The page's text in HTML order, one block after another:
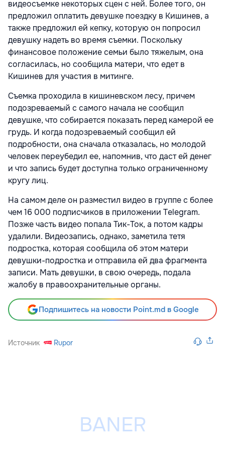
видеосъемке некоторых сцен с ней. Более того, он
предложил оплатить девушке поездку в Кишинев, а
также предложил ей кепку, которую он попросил
девушку надеть во время съемки. Поскольку
финансовое положение семьи было тяжелым, она
согласилась, но сообщила матери, что едет в
Кишинев для участия в митинге.
Съемка проходила в кишиневском лесу, причем
подозреваемый с самого начала не сообщил
девушке, что собирается показать перед камерой ее
грудь. И когда подозреваемый сообщил ей
подробности, она сначала отказалась, но молодой
человек переубедил ее, напомнив, что даст ей денег
и что запись будет доступна только ограниченному
кругу лиц.
На самом деле он разместил видео в группе с более
чем 16 000 подписчиков в приложении Telegram.
Позже часть видео попала Тик-Ток, а потом кадры
удалили. Видеозапись, однако, заметила тетя
подростка, которая сообщила об этом матери
девушки-подростка и отправила ей два фрагмента
записи. Мать девушки, в свою очередь, подала
жалобу в правоохранительные органы.
Подпишитесь на новости Point.md в Google
Источник Rupor